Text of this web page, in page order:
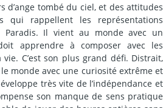
d’ange tombé du ciel, et des attitudes
qui rappellent les représentations
Paradis. Il vient au monde avec un
apprendre à composer avec les
C’est son plus grand défi. Distrait,
monde avec une curiosité extrême et
très vite de l’indépendance et
son manque de sens pratique